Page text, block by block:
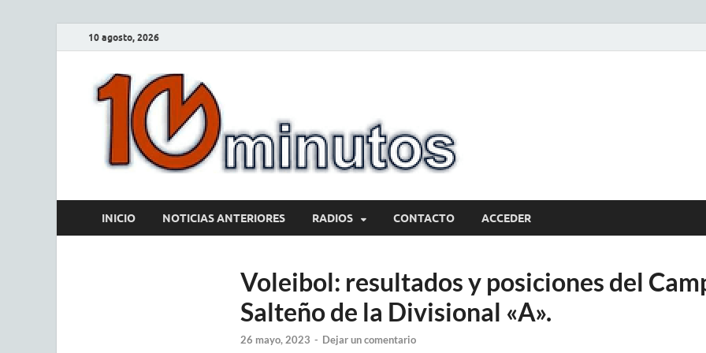
10 agosto, 2026
INICIO NOTICIAS ANTERIORES RADIOS CONTACTO ACCEDER
Voleibol: resultados y posiciones del
Salteño de la Divisional «A».
26 mayo, 2023 - Dejar un comentario